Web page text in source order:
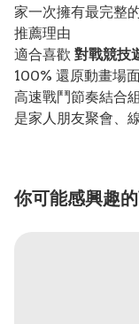
家一次擁有最完整
推薦理由
適合喜歡 對戰競技
100% 還原動畫場
高速戰鬥節奏結合
是家人朋友聚會、
你可能感興趣